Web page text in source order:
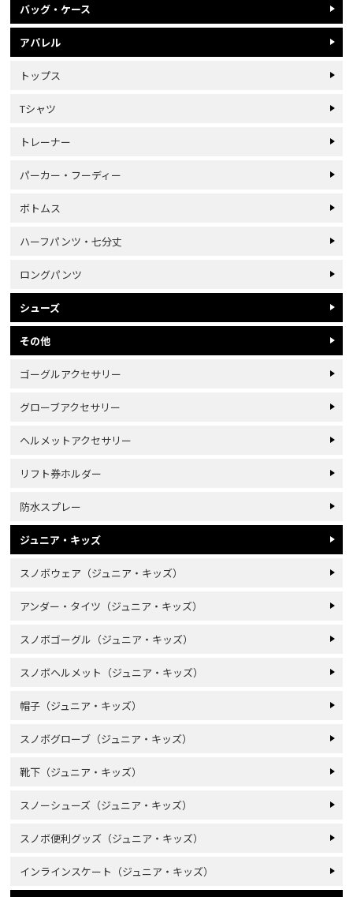
バッグ・ケース
アパレル
トップス
Tシャツ
トレーナー
パーカー・フーディー
ボトムス
ハーフパンツ・七分丈
ロングパンツ
シューズ
その他
ゴーグルアクセサリー
グローブアクセサリー
ヘルメットアクセサリー
リフト券ホルダー
防水スプレー
ジュニア・キッズ
スノボウェア（ジュニア・キッズ）
アンダー・タイツ（ジュニア・キッズ）
スノボゴーグル（ジュニア・キッズ）
スノボヘルメット（ジュニア・キッズ）
帽子（ジュニア・キッズ）
スノボグローブ（ジュニア・キッズ）
靴下（ジュニア・キッズ）
スノーシューズ（ジュニア・キッズ）
スノボ便利グッズ（ジュニア・キッズ）
インラインスケート（ジュニア・キッズ）